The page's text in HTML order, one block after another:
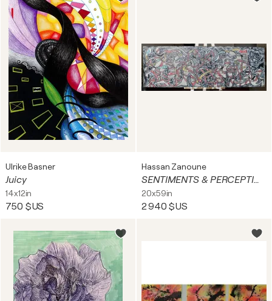
Ulrike Basner
Juicy
14x12in
750 $US
Hassan Zanoune
SENTIMENTS & PERCEPTIONS
20x59in
2 940 $US